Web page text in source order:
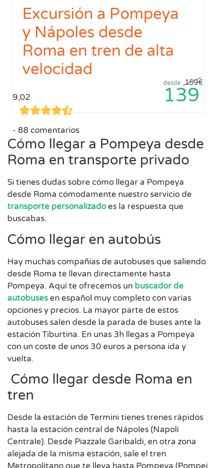
Excursión a Pompeya
y Nápoles desde
Roma en tren de alta
velocidad
9,02
88 comentarios
desde 159€
139
Cómo llegar a Pompeya desde
Roma en transporte privado
Si tienes dudas sobre cómo llegar a Pompeya
desde Roma cómodamente nuestro servicio de
transporte personalizadoes la respuesta que
buscabas.
Cómo llegar en autobús
Hay muchas compañías de autobuses que saliendo
desde Roma te llevan directamente hasta
Pompeya. Aquí te ofrecemos un buscador de
autobusesen español muy completo con varias
opciones y precios. La mayor parte de estos
autobuses salen desde la parada de buses ante la
estación Tiburtina. En unas 3h llegas a Pompeya
con un coste de unos 30 euros a persona ida y
vuelta.
Cómo llegar desde Roma en
tren
Desde la estación de Termini tienes trenes rápidos
hasta la estación central de Nápoles (Napoli
Centrale). Desde Piazzale Garibaldi, en otra zona
alejada de la misma estación, sale el tren
Metropolitano que te lleva hasta Pompeya (Pompei